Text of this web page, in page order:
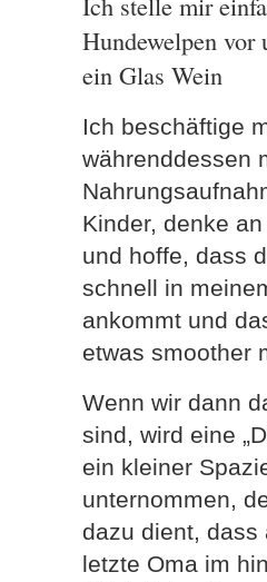
Hundewelpen vor
ein Glas Wein
Ich beschäftige
währenddessen
Kinder, denke
und hoffe, dass
schnell in
ankommt und
etwas smoother
Wenn wir dann
sind, wird eine
ein kleiner
unternommen,
dazu dient, dass
letzte Oma im